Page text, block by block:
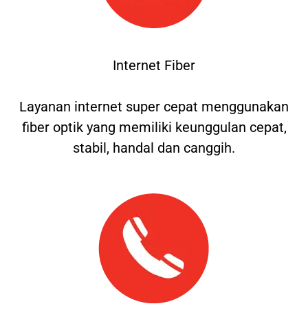
Internet Fiber
Layanan internet super cepat menggunakan
fiber optik yang memiliki keunggulan cepat,
stabil, handal dan canggih.